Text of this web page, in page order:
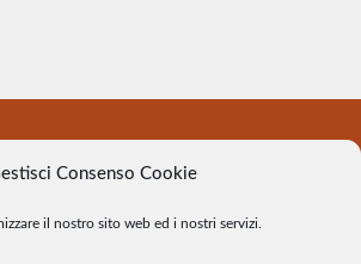
Consenso Cookie
il nostro sito web ed i nostri servizi.